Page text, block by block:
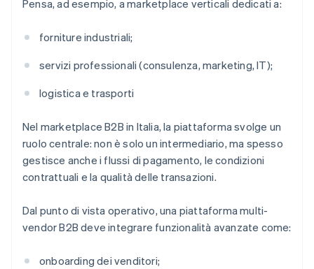
Pensa, ad esempio, a marketplace verticali dedicati a:
forniture industriali;
servizi professionali (consulenza, marketing, IT);
logistica e trasporti
Nel marketplace B2B in Italia, la piattaforma svolge un
ruolo centrale: non è solo un intermediario, ma spesso
gestisce anche i flussi di pagamento, le condizioni
contrattuali e la qualità delle transazioni.
Dal punto di vista operativo, una piattaforma multi-
vendor B2B deve integrare funzionalità avanzate come:
onboarding dei venditori;